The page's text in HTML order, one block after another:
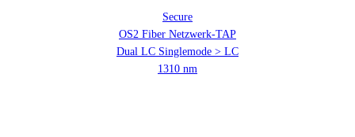
Secure
OS2 Fiber Netzwerk-TAP
Dual LC Singlemode > LC
1310 nm